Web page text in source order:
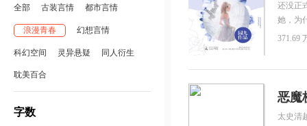
全部 古装言情 都市言情
浪漫青春 幻想言情
科幻空间 灵异悬疑 同人衍生
耽美百合
字数
还没正
她，为
间霸占
“喂喂
亲你
公是慕
371.69
恶魔
太史清